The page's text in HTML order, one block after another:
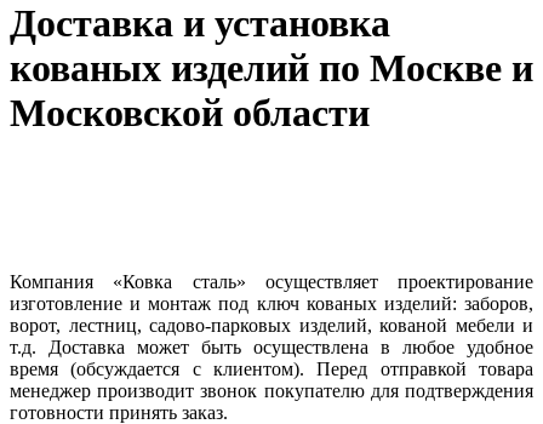
Доставка и установка
кованых изделий по Москве и
Московской области
Компания «Ковка сталь» осуществляет проектирование
изготовление и монтаж под ключ кованых изделий: заборов,
ворот, лестниц, садово-парковых изделий, кованой мебели и
т.д. Доставка может быть осуществлена в любое удобное
время (обсуждается с клиентом). Перед отправкой товара
менеджер производит звонок покупателю для подтверждения
готовности принять заказ.